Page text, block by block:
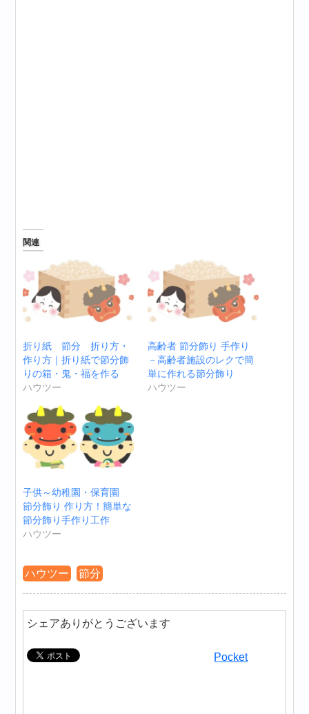
関連
折り紙 節分 折り方・
作り方｜折り紙で節分飾
りの箱・鬼・福を作る
ハウツー
高齢者 節分飾り 手作り
－高齢者施設のレクで簡
単に作れる節分飾り
ハウツー
子供～幼稚園・保育園
節分飾り 作り方！簡単な
節分飾り手作り工作
ハウツー
ハウツー 節分
シェアありがとうございます
Pocket